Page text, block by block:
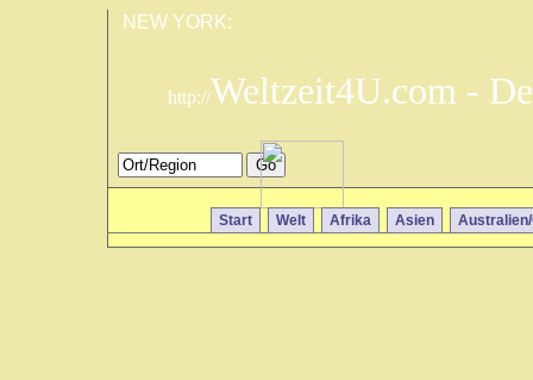
NEW YORK:
http://Weltzeit4U.com -
Start Welt Afrika Asien